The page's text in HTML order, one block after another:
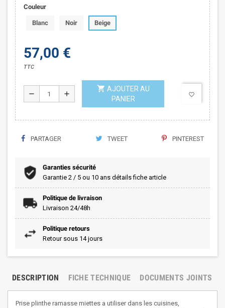
Couleur
Blanc Noir Beige
57,00 €
TTC
remove add
shopping_cart AJOUTER AU
PANIER
favorite_border
PARTAGER TWEET PINTEREST
Garanties sécurité
Garantie 2 / 5 ou 10 ans détails fiche article
Politique de livraison
Livraison 24/48h
Politique retours
Retour sous 14 jours
DESCRIPTION FICHE TECHNIQUE DOCUMENTS JOINTS
Prise plinthe ramasse miettes a utiliser dans les cuisines,